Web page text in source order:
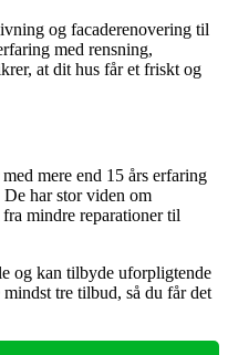
og facaderenovering til
med rensning,
at dit hus får et friskt og
mere end 15 års erfaring
har stor viden om
mindre reparationer til
og kan tilbyde uforpligtende
tre tilbud, så du får det